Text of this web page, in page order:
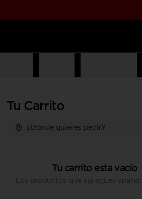
Tu Carrito
¿Dónde quieres pedir?
Tu carrito esta vacío
Los productos que agregues